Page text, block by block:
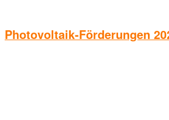
Photovoltaik-Förderungen